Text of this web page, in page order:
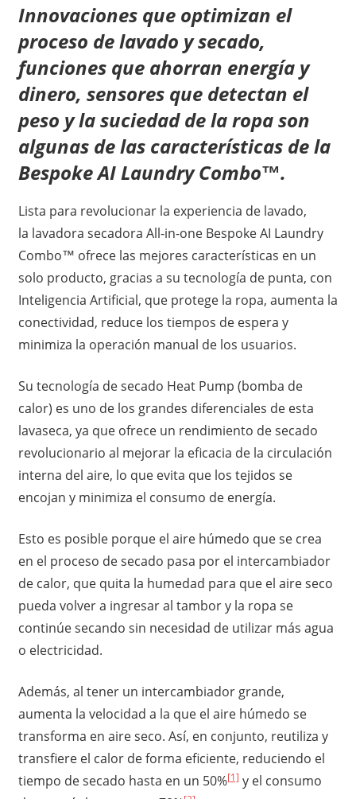
Innovaciones que optimizan el
proceso de lavado y secado,
funciones que ahorran energía y
dinero, sensores que detectan el
peso y la suciedad de la ropa son
algunas de las características de la
Bespoke AI Laundry Combo™.
Lista para revolucionar la experiencia de lavado,
la lavadora secadora All-in-one Bespoke AI Laundry
Combo™ ofrece las mejores características en un
solo producto, gracias a su tecnología de punta, con
Inteligencia Artificial, que protege la ropa, aumenta la
conectividad, reduce los tiempos de espera y
minimiza la operación manual de los usuarios.
Su tecnología de secado Heat Pump (bomba de
calor) es uno de los grandes diferenciales de esta
lavaseca, ya que ofrece un rendimiento de secado
revolucionario al mejorar la eficacia de la circulación
interna del aire, lo que evita que los tejidos se
encojan y minimiza el consumo de energía.
Esto es posible porque el aire húmedo que se crea
en el proceso de secado pasa por el intercambiador
de calor, que quita la humedad para que el aire seco
pueda volver a ingresar al tambor y la ropa se
continúe secando sin necesidad de utilizar más agua
o electricidad.
Además, al tener un intercambiador grande,
aumenta la velocidad a la que el aire húmedo se
transforma en aire seco. Así, en conjunto, reutiliza y
transfiere el calor de forma eficiente, reduciendo el
tiempo de secado hasta en un 50%[1] y el consumo